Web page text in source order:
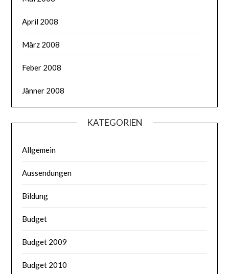
April 2008
März 2008
Feber 2008
Jänner 2008
KATEGORIEN
Allgemein
Aussendungen
Bildung
Budget
Budget 2009
Budget 2010